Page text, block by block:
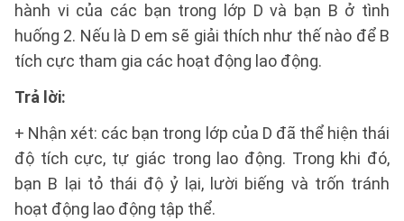
hành vi của các bạn trong lớp D và bạn B ở tình
huống 2. Nếu là D em sẽ giải thích như thế nào để B
tích cực tham gia các hoạt động lao động.
Trả lời:
+ Nhận xét: các bạn trong lớp của D đã thể hiện thái
độ tích cực, tự giác trong lao động. Trong khi đó,
bạn B lại tỏ thái độ ỷ lại, lười biếng và trốn tránh
hoạt động lao động tập thể.